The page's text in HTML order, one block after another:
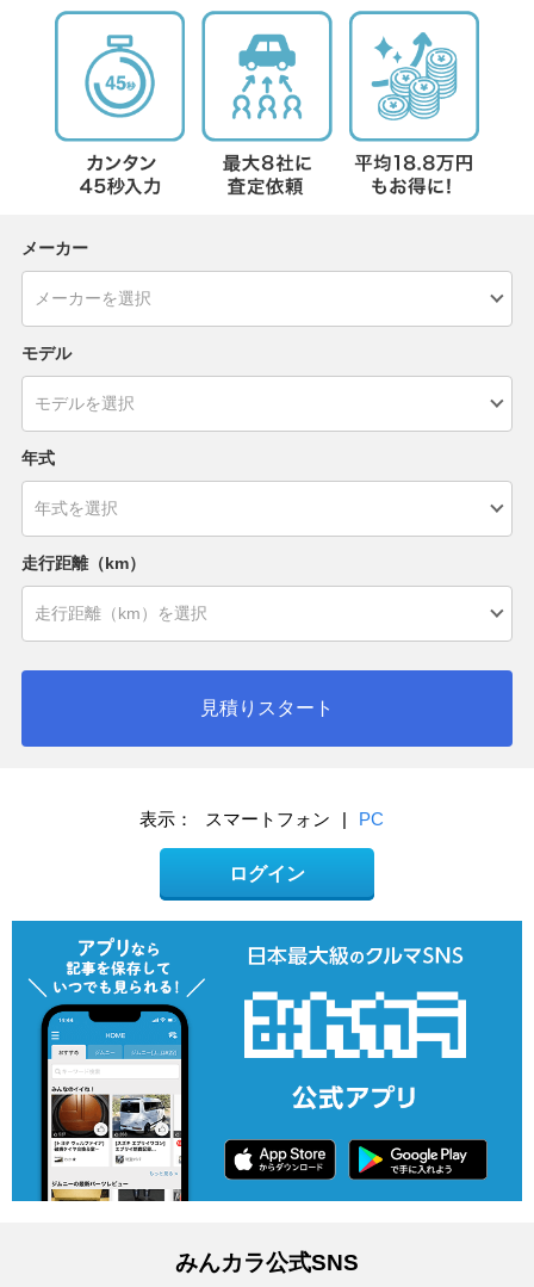
メーカー
モデル
年式
走行距離（km）
見積りスタート
表示： スマートフォン | PC
ログイン
みんカラ公式SNS